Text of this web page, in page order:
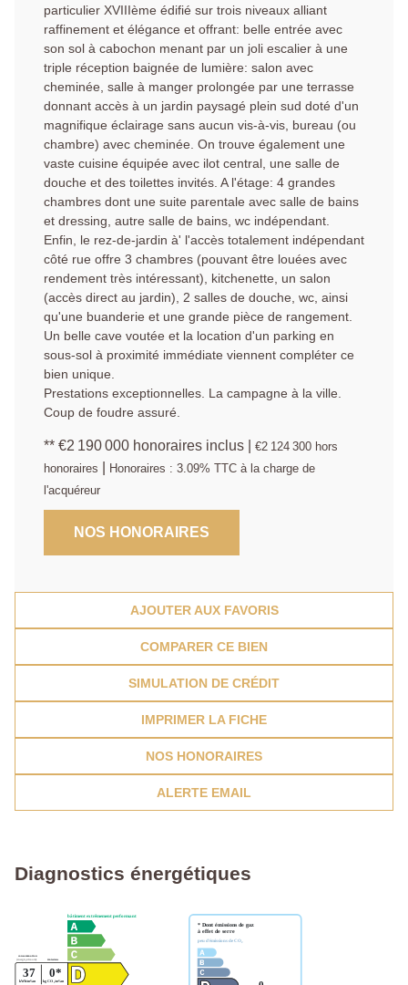
particulier XVIIIème édifié sur trois niveaux alliant
raffinement et élégance et offrant: belle entrée avec
son sol à cabochon menant par un joli escalier à une
triple réception baignée de lumière: salon avec
cheminée, salle à manger prolongée par une terrasse
donnant accès à un jardin paysagé plein sud doté d'un
magnifique éclairage sans aucun vis-à-vis, bureau (ou
chambre) avec cheminée. On trouve également une
vaste cuisine équipée avec ilot central, une salle de
douche et des toilettes invités. A l'étage: 4 grandes
chambres dont une suite parentale avec salle de bains
et dressing, autre salle de bains, wc indépendant.
Enfin, le rez-de-jardin à' l'accès totalement indépendant
côté rue offre 3 chambres (pouvant être louées avec
rendement très intéressant), kitchenette, un salon
(accès direct au jardin), 2 salles de douche, wc, ainsi
qu'une buanderie et une grande pièce de rangement.
Un belle cave voutée et la location d'un parking en
sous-sol à proximité immédiate viennent compléter ce
bien unique.
Prestations exceptionnelles. La campagne à la ville.
Coup de foudre assuré.
** €2 190 000 honoraires inclus €2 124 300 hors
honoraires
Honoraires : 3.09% TTC à la charge de
l'acquéreur
NOS HONORAIRES
AJOUTER AUX FAVORIS
COMPARER CE BIEN
SIMULATION DE CRÉDIT
IMPRIMER LA FICHE
NOS HONORAIRES
ALERTE EMAIL
Diagnostics énergétiques